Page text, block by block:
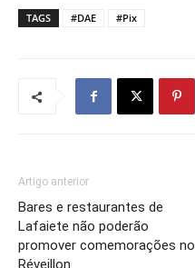
TAGS #DAE #Pix
Artigo anterior
Bares e restaurantes de
Lafaiete não poderão
promover comemorações no
Réveillon